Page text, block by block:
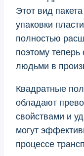
Этот вид
упаковки
полностью
поэтому теперь
людьми в
Квадратные
обладают
свойствами и
могут
процессе